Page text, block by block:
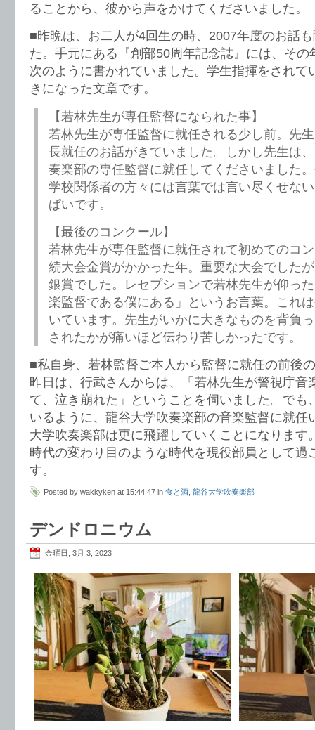
ることから、彼から声をかけてくださいました。
■昨晩は、お二人が4回生の時、2007年度のお話
た。手元にある『創部50周年記念誌』には、その
次のように書かれていました。学生指揮をされて
きになった文章です。
【若林先生が専任監督になられた事】
若林先生が専任監督に就任される少し前。先
長就任のお話がきていました。しかし先生は
奏楽部の専任監督に就任してくださいました
学校関係者の方々には言葉では言い尽くせな
ぱいです。
【最後のコンクール】
若林先生が専任監督に就任されて初めてのコ
続大会金賞がかかった年。重要な大会でした
銀賞でした。レセプションで若林先生が仰っ
楽監督である僕にある」というお言葉。これ
いています。先生がいかに大きなものを背負
されたかが痛いほど伝わり苦しかったです。
■私自身、若林監督ご本人から監督に就任の前後
昨日は、行武さんからは、「若林先生が警視庁音
て、泣き崩れた」ということを伺いました。でも
いるように、龍谷大学吹奏楽部の音楽監督に就任
大学吹奏楽部は更に飛躍していくことになります
時代の変わり目のような時代を現役部員として過
す。
Posted by wakkyken at 15:44:47 in 食と酒, 龍谷大学吹奏楽部
デンドロニウム
金曜日, 3月 3, 2023